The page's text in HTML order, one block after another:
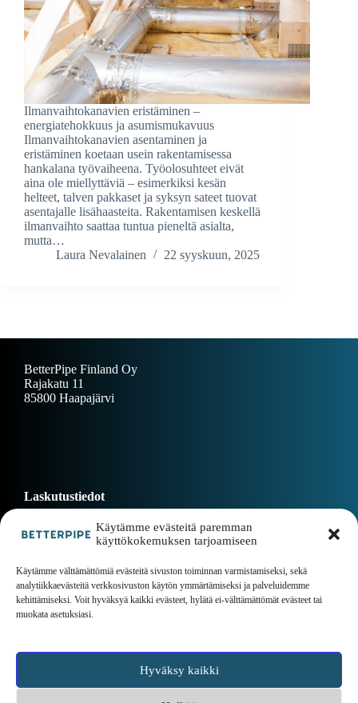
Käytämme evästeitä paremman
käyttökokemuksen tarjoamiseen
Käytämme välttämättömiä evästeitä sivuston toiminnan varmistamiseksi, sekä
analytiikkaevästeitä verkkosivuston käytön ymmärtämiseksi ja palveluidemme
kehittämiseksi. Voit hyväksyä kaikki evästeet, hylätä ei-välttämättömät evästeet tai
muokata asetuksiasi.
Hyväksy kaikki
Ilmanvaihtokanavien eristäminen –
energiatehokkuus ja asumismukavuus
Ilmanvaihtokanavien asentaminen ja
eristäminen koetaan usein rakentamisessa
hankalana työvaiheena. Työolosuhteet eivät
aina ole miellyttäviä – esimerkiksi kesän
helteet, talven pakkaset ja syksyn sateet tuovat
asentajalle lisähaasteita. Rakentamisen keskellä
ilmanvaihto saattaa tuntua pieneltä asialta,
mutta…
Laura Nevalainen
22 syyskuun, 2025
BetterPipe Finland Oy
Rajakatu 11
85800 Haapajärvi
Laskutustiedot
Etusivu
Asennus